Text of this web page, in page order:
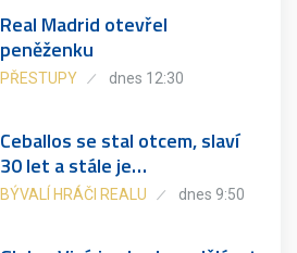
Real Madrid otevřel
peněženku
PŘESTUPY dnes 12:30
Ceballos se stal otcem, slaví
30 let a stále je…
BÝVALÍ HRÁČI REALU dnes 9:50